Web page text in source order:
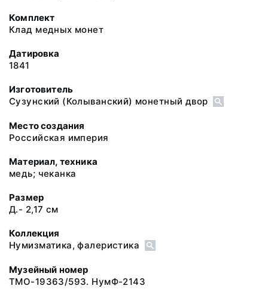
Комплект
Клад медных монет
Датировка
1841
Изготовитель
Сузунский (Колыванский) монетный двор
Место создания
Российская империя
Материал, техника
медь; чеканка
Размер
Д.- 2,17 см
Коллекция
Нумизматика, фалеристика
Музейный номер
ТМО-19363/593. НумФ-2143